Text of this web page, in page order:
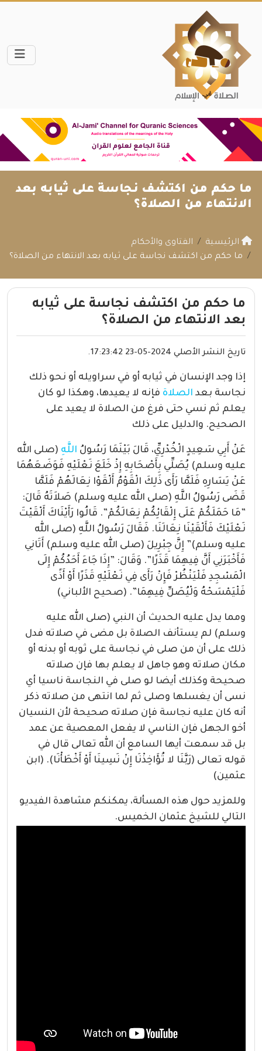
ما حكم من اكتشف نجاسة على ثيابه بعد
الانتهاء من الصلاة؟
الرئيسية
الفتاوى والأحكام
ما حكم من اكتشف نجاسة على ثيابه بعد الانتهاء من الصلاة؟
ما حكم من اكتشف نجاسة على ثيابه
بعد الانتهاء من الصلاة؟
تاريخ النشر الأصلي 2024-05-23 17:23:42.
إذا وجد الإنسان في ثيابه أو في سراويله أو نحو ذلك
نجاسة بعد الصلاة فإنه لا يعيدها، وهكذا لو كان
يعلم ثم نسي حتى فرغ من الصلاة لا يعيد على
الصحيح. والدليل على ذلك
عَنْ أَبِي سَعِيدٍ الْخُدْرِيِّ، قَالَ بَيْنَمَا رَسُولُ اللَّهِ (صلى الله
عليه وسلم) يُصَلِّي بِأَصْحَابِهِ إِذْ خَلَعَ نَعْلَيْهِ فَوَضَعَهُمَا
عَنْ يَسَارِهِ فَلَمَّا رَأَى ذَلِكَ الْقَوْمُ أَلْقَوْا نِعَالَهُمْ فَلَمَّا
قَضَى رَسُولُ اللَّهِ (صلى الله عليه وسلم) صَلاَتَهُ قَالَ:
‏”‏مَا حَمَلَكُمْ عَلَى إِلْقَائِكُمْ نِعَالَكُمْ‏”‏.‏ قَالُوا رَأَيْنَاكَ أَلْقَيْتَ
نَعْلَيْكَ فَأَلْقَيْنَا نِعَالَنَا.‏ فَقَالَ رَسُولُ اللَّهِ (صلى الله
عليه وسلم)‏”‏ إِنَّ جِبْرِيلَ (صلى الله عليه وسلم) أَتَانِي
فَأَخْبَرَنِي أَنَّ فِيهِمَا قَذَرًا‏”‏.‏ وَقَالَ: ‏”‏إِذَا جَاءَ أَحَدُكُمْ إِلَى
الْمَسْجِدِ فَلْيَنْظُرْ فَإِنْ رَأَى فِي نَعْلَيْهِ قَذَرًا أَوْ أَذًى
فَلْيَمْسَحْهُ وَلْيُصَلِّ فِيهِمَا‏”‏‏. (صحيح الألباني)
ومما يدل عليه الحديث أن النبي (صلى الله عليه
وسلم) لم يستأنف الصلاة بل مضى في صلاته فدل
ذلك على أن من صلى في نجاسة على ثوبه أو بدنه أو
مكان صلاته وهو جاهل لا يعلم بها فإن صلاته
صحيحة وكذلك أيضا لو صلى في النجاسة ناسيا أي
نسى أن يغسلها وصلى ثم لما انتهى من صلاته ذكر
أنه كان عليه نجاسة فإن صلاته صحيحة لأن النسيان
أخو الجهل فإن الناسي لا يفعل المعصية عن عمد
بل قد سمعت أيها السامع أن الله تعالى قال في
قوله تعالى (رَبَّنَا لا تُؤَاخِذْنَا إِنْ نَسِينَا أَوْ أَخْطَأْنَا). (ابن
عثمين)
وللمزيد حول هذه المسألة، يمكنكم مشاهدة الفيديو
التالي للشيخ عثمان الخميس.